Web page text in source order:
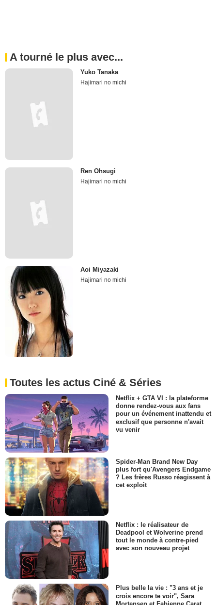
A tourné le plus avec...
Yuko Tanaka
Hajimari no michi
Ren Ohsugi
Hajimari no michi
Aoi Miyazaki
Hajimari no michi
Toutes les actus Ciné & Séries
Netflix + GTA VI : la plateforme
donne rendez-vous aux fans
pour un événement inattendu et
exclusif que personne n'avait
vu venir
Spider-Man Brand New Day
plus fort qu'Avengers Endgame
? Les frères Russo réagissent à
cet exploit
Netflix : le réalisateur de
Deadpool et Wolverine prend
tout le monde à contre-pied
avec son nouveau projet
Plus belle la vie : "3 ans et je
crois encore te voir", Sara